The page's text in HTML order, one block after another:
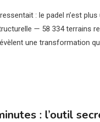
: le padel n’est
— 58 334 terrains
une transformation
: l’outil